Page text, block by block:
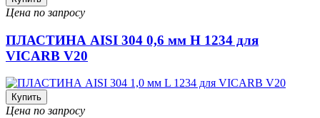
Цена по запросу
ПЛАСТИНА AISI 304 0,6 мм H 1234 для
VICARB V20
Купить
Цена по запросу